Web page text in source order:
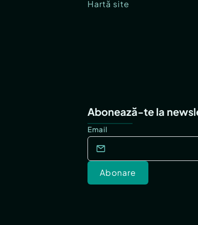
Hartă site
Abonează-te la
Email
Abonare